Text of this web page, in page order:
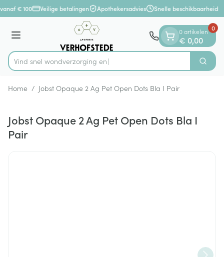
Ga naar de inhoud
1 van 1
€ 100 Veilige betalingen Apothekersadvies Snelle beschikbaarheid
Menu
Product, merk, categorie...
Vind snel wondverz Zoek
0 artikelen
€ 0,00
0
Home / Jobst Opaque 2 Ag Pet Open Dots Bla I Pair
Jobst Opaque 2 Ag Pet Open Dots Bla I
Pair